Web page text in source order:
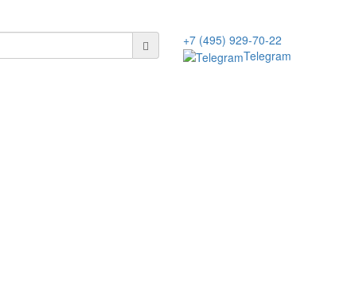
+7 (495) 929-70-22
Telegram